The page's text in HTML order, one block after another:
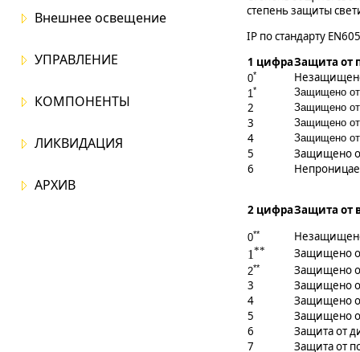
Внешнее освещение
УПРАВЛЕНИЕ
КОМПОНЕНТЫ
ЛИКВИДАЦИЯ
АРХИВ
степень защиты
IP по стандарту
1 цифраЗащита от
0*
1* Защищено
2 Защищено
3 Защищено
4 Защищено
5
Защищено
6
2 цифраЗащита от
0**
1 ** Защищено
2**
Защищено
3
Защищено
4
Защищено
5
Защищено
6
Защита от
7
Защита от